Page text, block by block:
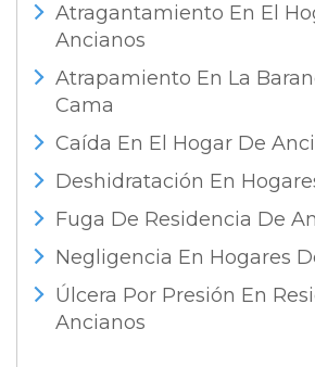
Atragantamiento En El
Ancianos
Atrapamiento En La
Cama
Caída En El Hogar De
Deshidratación En
Fuga De Residencia De
Negligencia En Hogares
Úlcera Por Presión En
Ancianos